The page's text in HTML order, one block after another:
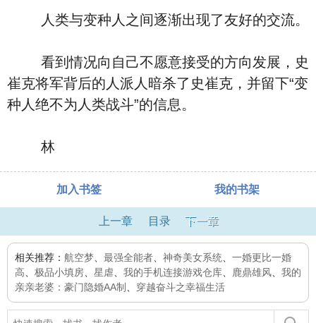
人类与变种人之间逐渐出现了友好的交流。
看到情况向自己不愿意接受的方向发展，史
崔克将军背后的人派人暗杀了史崔克，并留下“变
种人绝不为人类战斗”的信息。
林
加入书签 我的书架
上一章 目录 下一章
相关推荐： 航空梦 最强全能者 神奇美女系统
一婚更比一婚
高
极品小填房 星虐 我的手机连接游戏仓库 鹿鼎雄风
我的
亲亲老婆：豪门隐婚AA制
穿越奋斗之幸福生活